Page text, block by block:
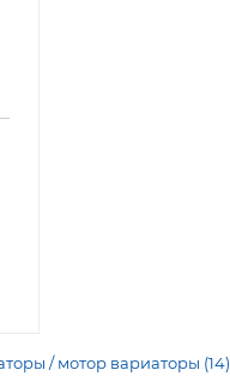
/ мотор вариаторы (14)